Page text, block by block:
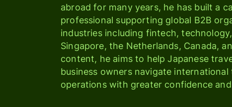
abroad for many years, he has built a
professional supporting global B2B
industries including fintech,
Singapore, the Netherlands, Canada,
content, he aims to help Japanese
business owners navigate
operations with greater confidence